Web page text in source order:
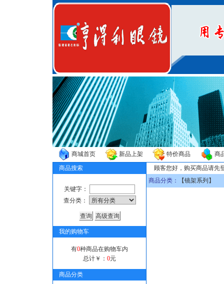
商城首页 新品上架 特价商品
商
商品搜索
关键字：
查分类：
我的购物车
有0种商品在购物车内
总计￥： 0元
商品分类
顾客您好，购买商品请先
商品分类：
【镜架系列 】